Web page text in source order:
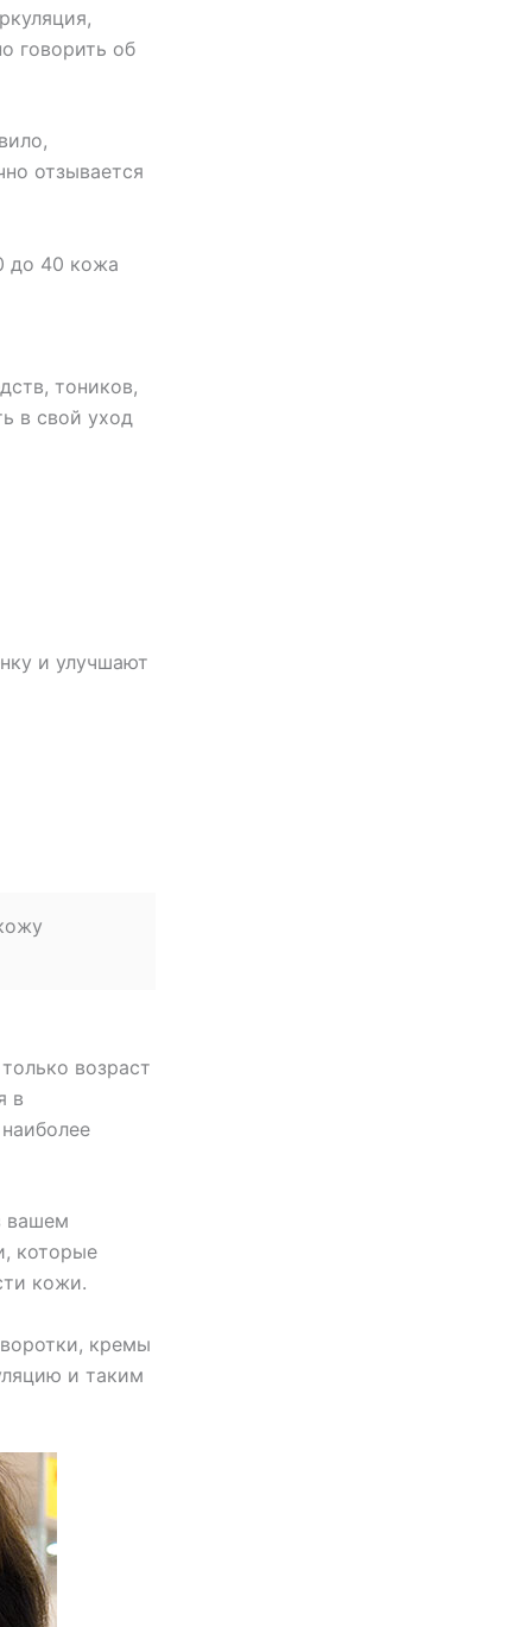
говорить об
отзывается
до 40 кожа
тоников,
в свой уход
и улучшают
возраст
в
вашем
которые
кожи.
кремы
и таким